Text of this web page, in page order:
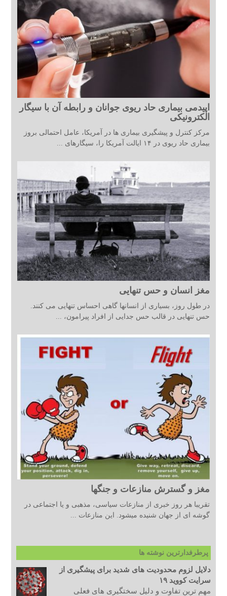
اپیدمی بیماری حاد ریوی جوانان و رابطه آن با سیگار
الکترونیکی
مرکز کنترل و پیشگیری بیماری ها در آمریکا، عامل احتمالی بروز
بیماری حاد ریوی در ۱۴ ایالت آمریکا را، سیگارهای ...
مغز انسان و حس تنهایی
در طول روز، بسیاری از انسانها گاهی احساس تنهایی می کنند.
حس تنهایی در قالب حس جدایی از افراد پیرامون، ...
مغز و گسترش منازعات و جنگها
تقریبا هر روز خبری از منازعات سیاسی، مذهبی و یا اجتماعی در
گوشه ای از جهان شنیده میشود. این منازعات ...
پرطرفدارترین نوشته ها
دلایل لزوم محدودیت های شدید برای پیشگیری از
سرایت کووید ۱۹
مهم ترین تفاوت و دلیل سختگیری های فعلی